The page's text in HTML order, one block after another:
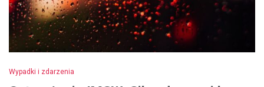
Wypadki i zdarzenia